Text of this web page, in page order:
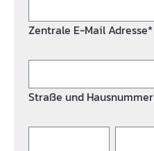
Zentrale E-Mail Adresse*
Straße und Hausnummer